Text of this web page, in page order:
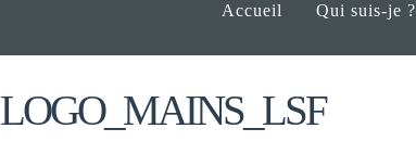
Accueil Qui suis-je ?
LOGO_MAINS_LSF